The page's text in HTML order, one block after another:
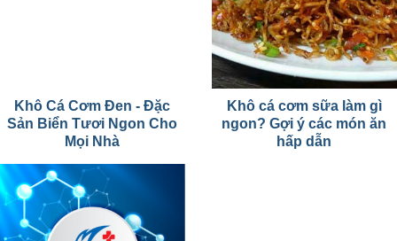
Khô Cá Cơm Đen - Đặc
Sản Biển Tươi Ngon Cho
Mọi Nhà
Khô cá cơm sữa làm gì
ngon? Gợi ý các món ăn
hấp dẫn